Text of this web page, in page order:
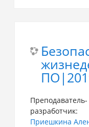
Преподаватель-
разработчик:
Приешкина